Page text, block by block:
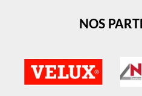
NOS